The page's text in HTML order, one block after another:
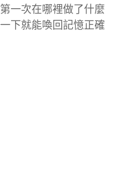
一次在哪裡做了什麼
下就能喚回記憶正確